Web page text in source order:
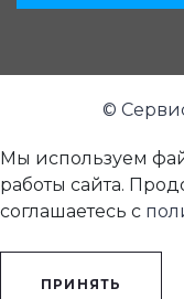
©
Мы используем
работы сайта.
соглашаетесь с
ПРИНЯТЬ